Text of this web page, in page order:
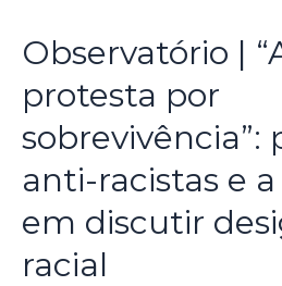
Observatório |
protesta por
sobrevivência”:
anti-racistas e
em discutir
racial